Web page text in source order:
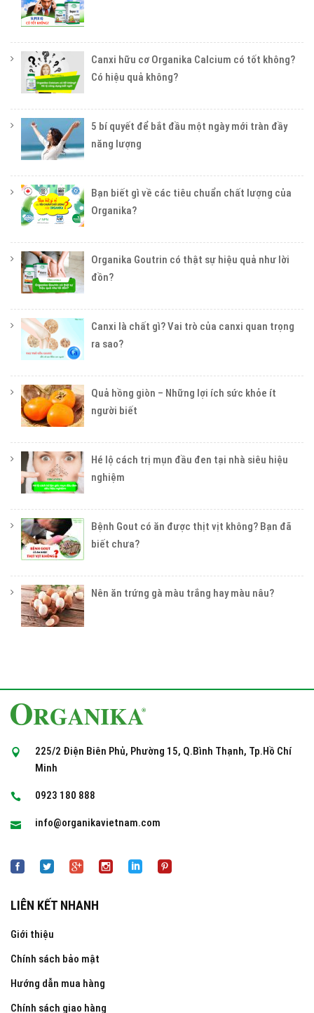
Canxi hữu cơ Organika Calcium có tốt không?
Có hiệu quả không?
5 bí quyết để bắt đầu một ngày mới tràn đầy
năng lượng
Bạn biết gì về các tiêu chuẩn chất lượng của
Organika?
Organika Goutrin có thật sự hiệu quả như lời
đồn?
Canxi là chất gì? Vai trò của canxi quan trọng
ra sao?
Quả hồng giòn – Những lợi ích sức khỏe ít
người biết
Hé lộ cách trị mụn đầu đen tại nhà siêu hiệu
nghiệm
Bệnh Gout có ăn được thịt vịt không? Bạn đã
biết chưa?
Nên ăn trứng gà màu trắng hay màu nâu?
225/2 Điện Biên Phủ, Phường 15, Q.Bình Thạnh, Tp.Hồ Chí
Minh
0923 180 888
info@organikavietnam.com
LIÊN KẾT NHANH
Giới thiệu
Chính sách bảo mật
Hướng dẫn mua hàng
Chính sách giao hàng